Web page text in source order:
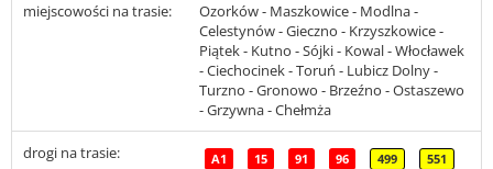
miejscowości na trasie:
Ozorków - Maszkowice - Modlna -
Celestynów - Gieczno - Krzyszkowice -
Piątek - Kutno - Sójki - Kowal - Włocławek
- Ciechocinek - Toruń - Lubicz Dolny -
Turzno - Gronowo - Brzeźno - Ostaszewo
- Grzywna - Chełmża
drogi na trasie: A1 15 91 96 499 551